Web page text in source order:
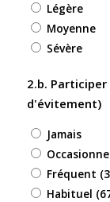
Légère
Moyenne
Sévère
2.b.
d'évitement)
Jamais
Fréquent
Habituel